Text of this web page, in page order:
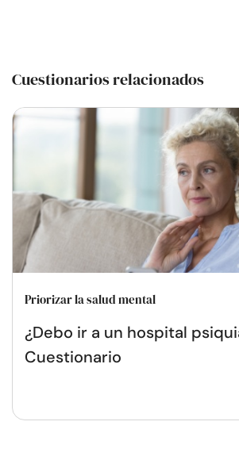
Cuestionarios relacionados
Priorizar la salud mental
¿Debo ir a un hospital
Cuestionario